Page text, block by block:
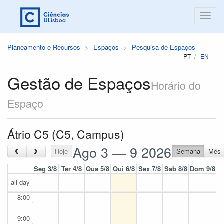
Planeamento e Recursos Espaços Pesquisa de Espaços
PT EN
Gestão de EspaçosHorário do
Espaço
Átrio C5 (C5, Campus)
‹ › Hoje Ago 3 — 9 2026 Semana
Mês
Seg 3/8 Ter 4/8 Qua 5/8 Qui 6/8 Sex 7/8 Sab 8/8 Dom 9/8
all-day
8:00
9:00